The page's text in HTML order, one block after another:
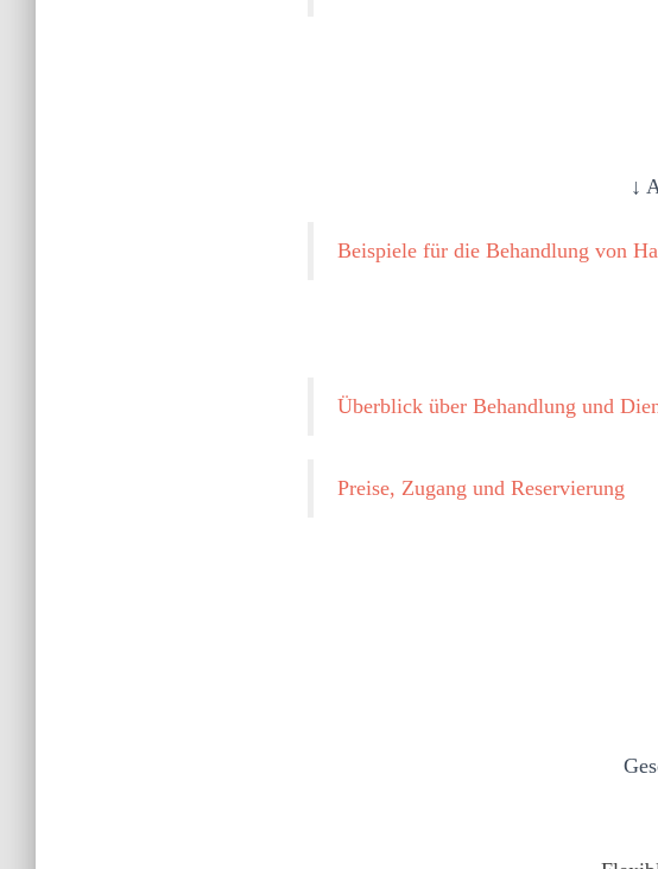
↓
Beispiele für die Behandlung von
Überblick über Behandlung und
Preise, Zugang und Reservierung